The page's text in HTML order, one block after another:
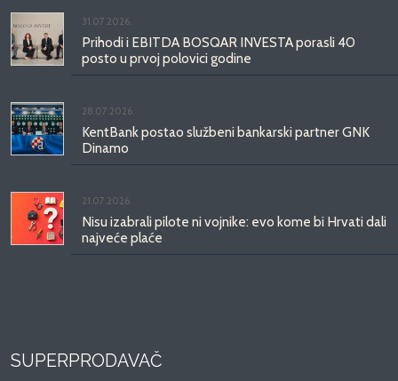
31.07.2026.
Prihodi i EBITDA BOSQAR INVESTA porasli 40
posto u prvoj polovici godine
28.07.2026.
KentBank postao službeni bankarski partner GNK
Dinamo
21.07.2026.
Nisu izabrali pilote ni vojnike: evo kome bi Hrvati dali
najveće plaće
SUPERPRODAVAČ